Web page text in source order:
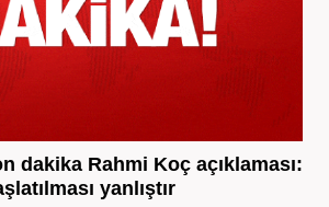
dakika Rahmi Koç açıklaması:
yanlıştır